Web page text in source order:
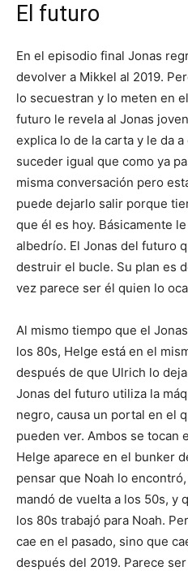
El futuro
En el episodio final Jonas
devolver a Mikkel al 2019.
lo secuestran y lo meten en
futuro le revela al Jonas
explica lo de la carta y le da
suceder igual que como ya
misma conversación pero
puede dejarlo salir porque
que él es hoy. Básicamente
albedrío. El Jonas del futuro
destruir el bucle. Su plan es
vez parece ser él quien lo
Al mismo tiempo que el
los 80s, Helge está en el
después de que Ulrich lo
Jonas del futuro utiliza la
negro, causa un portal en el
pueden ver. Ambos se tocan
Helge aparece en el bunker
pensar que Noah lo
mandó de vuelta a los 50s, y
los 80s trabajó para Noah.
cae en el pasado, sino que
después del 2019. Parece